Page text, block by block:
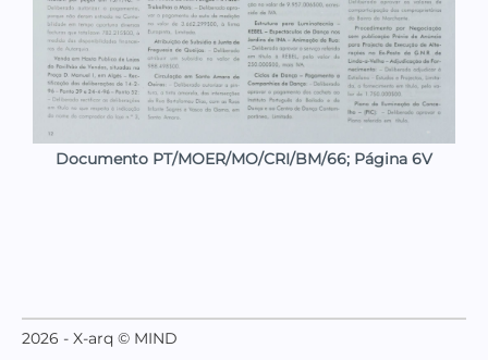
Documento PT/MOER/MO/CRI/BM/66; Página 6V
2026 - X-arq © MIND